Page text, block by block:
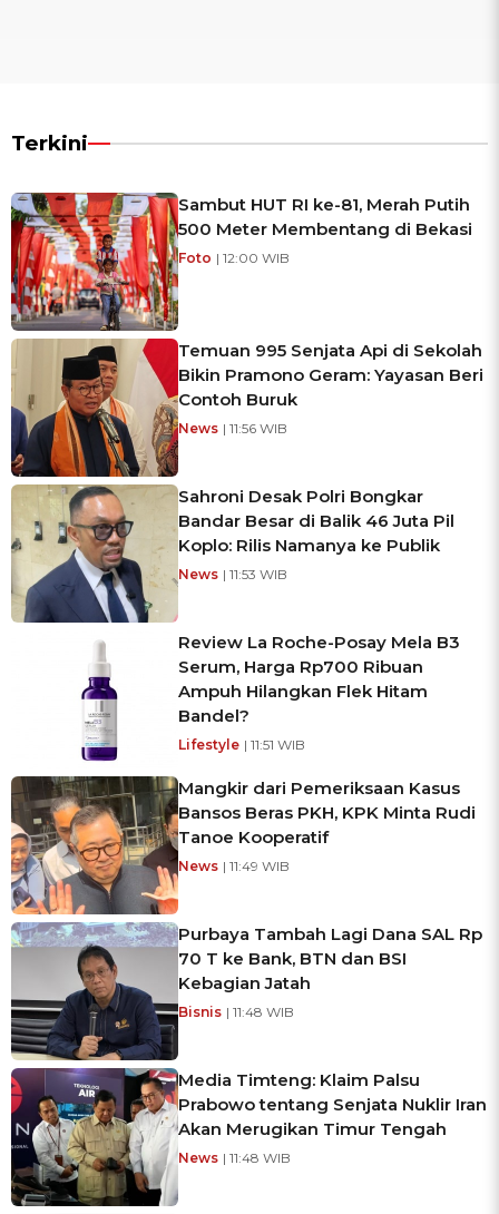
Terkini
Sambut HUT RI ke-81, Merah Putih
500 Meter Membentang di Bekasi
Foto | 12:00 WIB
Temuan 995 Senjata Api di Sekolah
Bikin Pramono Geram: Yayasan Beri
Contoh Buruk
News | 11:56 WIB
Sahroni Desak Polri Bongkar
Bandar Besar di Balik 46 Juta Pil
Koplo: Rilis Namanya ke Publik
News | 11:53 WIB
Review La Roche-Posay Mela B3
Serum, Harga Rp700 Ribuan
Ampuh Hilangkan Flek Hitam
Bandel?
Lifestyle | 11:51 WIB
Mangkir dari Pemeriksaan Kasus
Bansos Beras PKH, KPK Minta Rudi
Tanoe Kooperatif
News | 11:49 WIB
Purbaya Tambah Lagi Dana SAL Rp
70 T ke Bank, BTN dan BSI
Kebagian Jatah
Bisnis | 11:48 WIB
Media Timteng: Klaim Palsu
Prabowo tentang Senjata Nuklir Iran
Akan Merugikan Timur Tengah
News | 11:48 WIB